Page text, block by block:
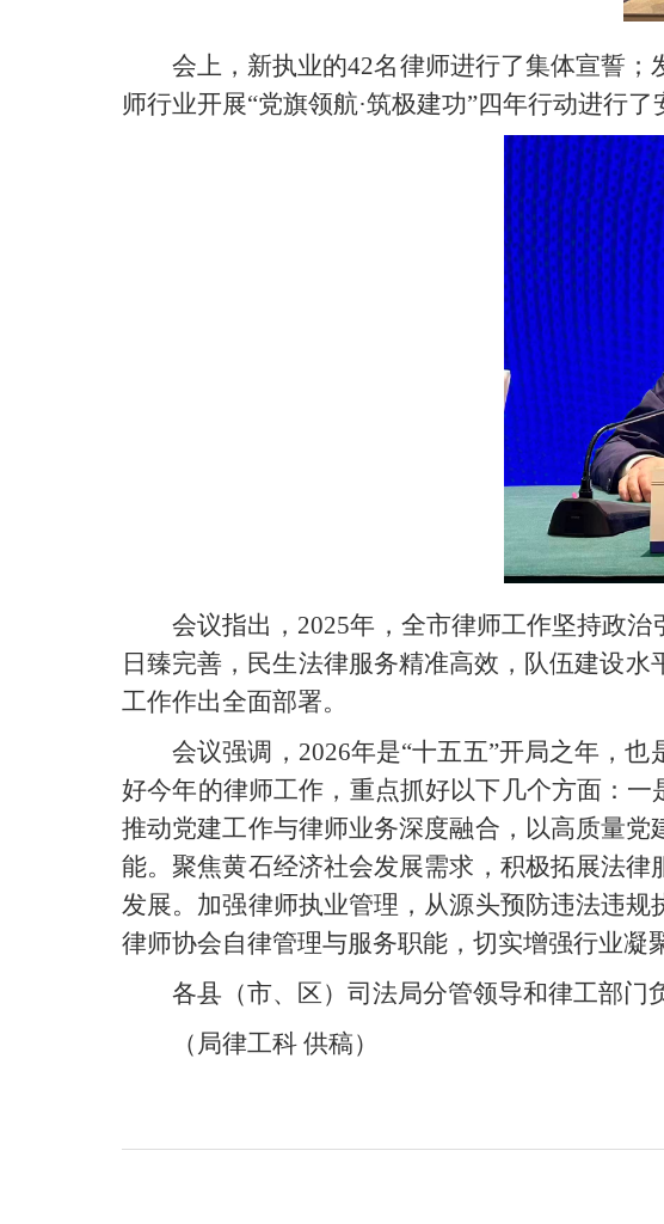
会上，新执业的42名律师进行了集体宣誓
师行业开展“党旗领航·筑极建功”四年行动进行了
会议指出， 2025年，全市律师工作坚持政
日臻完善，民生法律服务精准高效，队伍建设
工作作出全面部署。
会议强调， 2026年是“十五五”开局之年，
好今年的律师工作，重点抓好以下几个方面：一
推动党建工作与律师业务深度融合，以高质量
能。聚焦黄石经济社会发展需求，积极拓展法
发展。加强律师执业管理，从源头预防违法违
律师协会自律管理与服务职能，切实增强行业凝
各县（市、区）司法局分管领导和律工部门
（ 局律工科 供稿）